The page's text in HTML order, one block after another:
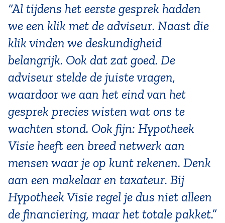
“Al tijdens het eerste gesprek hadden
we een klik met de adviseur. Naast die
klik vinden we deskundigheid
belangrijk. Ook dat zat goed. De
adviseur stelde de juiste vragen,
waardoor we aan het eind van het
gesprek precies wisten wat ons te
wachten stond. Ook fijn: Hypotheek
Visie heeft een breed netwerk aan
mensen waar je op kunt rekenen. Denk
aan een makelaar en taxateur. Bij
Hypotheek Visie regel je dus niet alleen
de financiering, maar het totale pakket.”